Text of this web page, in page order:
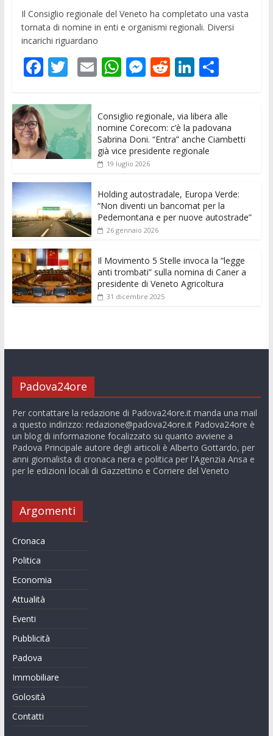
Il Consiglio regionale del Veneto ha completato una vasta
tornata di nomine in enti e organismi regionali. Diversi
incarichi riguardano
F
e
b
o
o
k
T
itt
er
E
l
W
at
s
A
p
M
e
n
g
R
di
t
Li
k
e
dI
C
n
di
vi
Consiglio regionale, via libera alle
nomine Corecom: c’è la padovana
Sabrina Doni. “Entra” anche Ciambetti
già vice presidente regionale
19 luglio 2026
Holding autostradale, Europa Verde:
“Non diventi un bancomat per la
Pedemontana e per nuove autostrade”
26 gennaio 2026
Il Movimento 5 Stelle invoca la “legge
anti trombati” sulla nomina di Caner a
presidente di Veneto Agricoltura
31 dicembre 2025
Padova24ore
Per contattare la redazione di Padova24ore.it manda una mail
a questo indirizzo: redazione@padova24ore.itPadova24ore è
un blog di informazione focalizzato su quanto avviene a
Padova Principale autore degli articoli è Alberto Gottardo, per
anni giornalista di cronaca nera e politica per l'Agenzia Ansa e
per le edizioni locali di Gazzettino e Corriere del Veneto
Argomenti
Cronaca
Politica
Economia
Attualità
Eventi
Pubblicità
Padova
Immobiliare
Golosità
Contatti